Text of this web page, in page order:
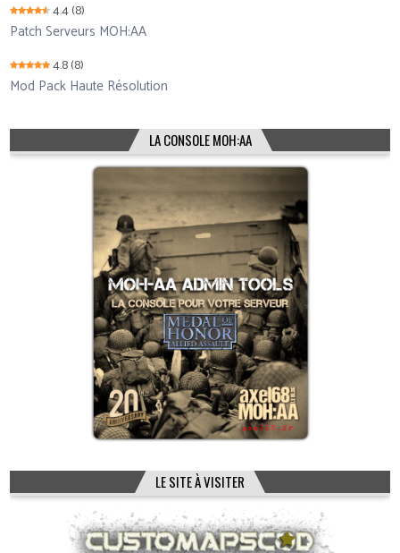
4.4(8)
Patch Serveurs MOH:AA
4.8(8)
Mod Pack Haute Résolution
LA CONSOLE MOH:AA
LE SITE À VISITER